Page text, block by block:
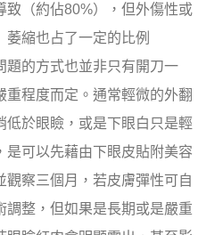
致（約佔80%），但外傷性或
萎縮也占了一定的比例
題的方式也並非只有開刀一
重程度而定。通常輕微的外翻
低於眼瞼，或是下眼白只是輕
是可以先藉由下眼皮貼附美容
觀察三個月，若皮膚彈性可自
調整，但如果是長期或是嚴重